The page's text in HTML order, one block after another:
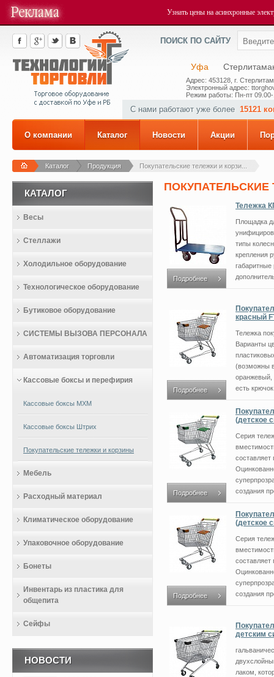
Узнать цены на асинхронные
ПОИСК ПО САЙТУ
Уфа
Адрес: 453128, г.
Электронный адрес:
Режим работы: Пн-пт
С нами работают уже более 15121
О компании Каталог Новости Акции
Каталог Продукция Покупательские тележки и корзи...
Подробнее
Тележка
Площадка
типы
крепления
Подробнее
красный
Тележка
Варианты
(возможны
оранжевый,
есть
Подробнее
(детское
Серия
составляет
создания
Подробнее
(детское
Серия
составляет
создания
детским
лаком,
КАТАЛОГ
Весы
Стеллажи
Холодильное оборудование
Технологическое оборудование
Бутиковое оборудование
СИСТЕМЫ ВЫЗОВА ПЕРСОНАЛА
Автоматизация торговли
Кассовые боксы и перефирия
Кассовые боксы МХМ
Кассовые боксы Штрих
Покупательские тележки и корзины
Мебель
Расходный материал
Климатическое оборудование
Упаковочное оборудование
Бонеты
Инвентарь из пластика для
общепита
Сейфы
НОВОСТИ